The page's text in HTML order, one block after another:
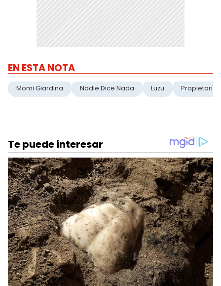
EN ESTA NOTA
Momi Giardina Nadie Dice Nada Luzu Propietaria